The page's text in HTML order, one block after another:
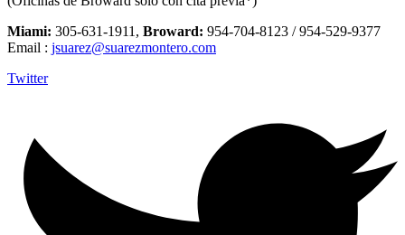
Miami: 305-631-1911, Broward: 954-704-8123 / 954-529-9377
Email : jsuarez@suarezmontero.com
Twitter